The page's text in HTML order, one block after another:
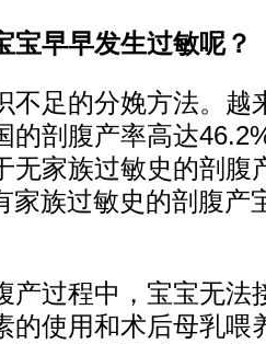
早早发生过敏呢？
足的分娩方法。越
的剖腹产率高达
无家族过敏史的剖腹
家族过敏史的剖腹产
过程中，宝宝无法
的使用和术后母乳喂